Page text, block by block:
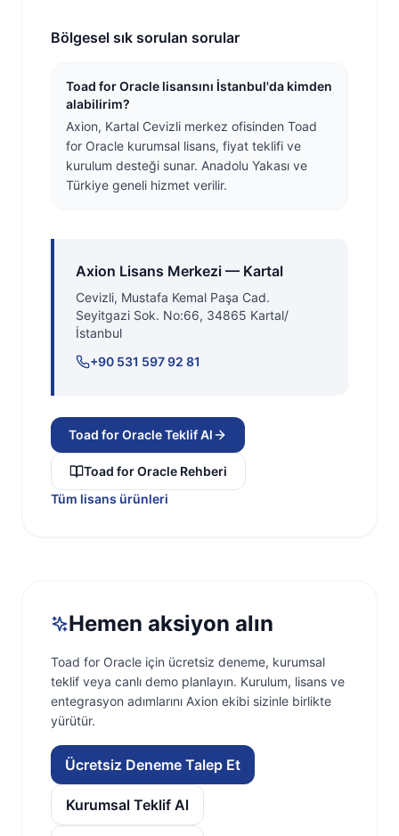
Bölgesel sık sorulan sorular
Toad for Oracle lisansını İstanbul'da kimden
alabilirim?
Axion, Kartal Cevizli merkez ofisinden Toad
for Oracle kurumsal lisans, fiyat teklifi ve
kurulum desteği sunar. Anadolu Yakası ve
Türkiye geneli hizmet verilir.
Axion Lisans Merkezi — Kartal
Cevizli, Mustafa Kemal Paşa Cad.
Seyitgazi Sok. No:66, 34865 Kartal/
İstanbul
+90 531 597 92 81
Toad for OracleTeklif Al
Toad for Oracle Rehberi
Tüm lisans ürünleri
Hemen aksiyon alın
Toad for Oracle için ücretsiz deneme, kurumsal
teklif veya canlı demo planlayın. Kurulum, lisans ve
entegrasyon adımlarını Axion ekibi sizinle birlikte
yürütür.
Ücretsiz Deneme Talep Et
Kurumsal Teklif Al